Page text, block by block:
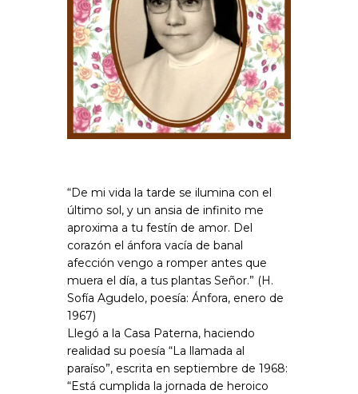
“De mi vida la tarde se ilumina con el
último sol, y un ansia de infinito me
aproxima a tu festín de amor. Del
corazón el ánfora vacía de banal
afección vengo a romper antes que
muera el día, a tus plantas Señor.” (H.
Sofía Agudelo, poesía: Ánfora, enero de
1967)
Llegó a la Casa Paterna, haciendo
realidad su poesía “La llamada al
paraíso”, escrita en septiembre de 1968:
“Está cumplida la jornada de heroico